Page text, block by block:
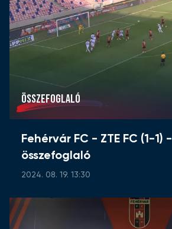
ÖSSZEFOGLALÓ
Fehérvár FC - ZTE FC (1-1) -
összefoglaló
2024. 08. 19. 13:30